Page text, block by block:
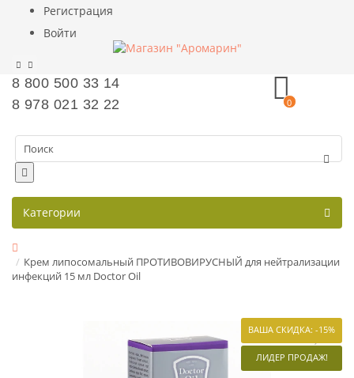
Регистрация
Войти
8 800 500 33 14
8 978 021 32 22
0
Категории
Крем липосомальный ПРОТИВОВИРУСНЫЙ для нейтрализации
инфекций 15 мл Doctor Oil
ВАША СКИДКА: -15%
ЛИДЕР ПРОДАЖ!